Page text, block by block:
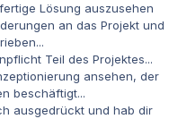
Lösung auszusehen
an das Projekt und
Teil des Projektes...
ansehen, der
beschäftigt...
ausgedrückt und hab dir